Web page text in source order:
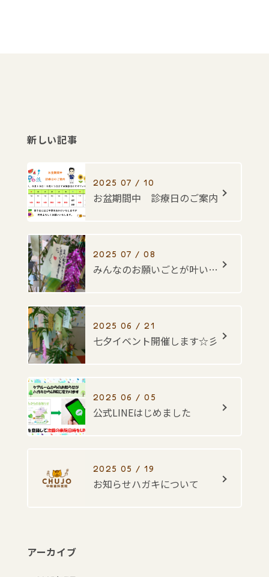
新しい記事
2025 07 / 10
お盆期間中 診療日のご案内
2025 07 / 08
みんなのお願いごとが叶いますように・・・☆彡
2025 06 / 21
七夕イベント開催します☆彡
2025 06 / 05
公式LINEはじめました
2025 05 / 19
お知らせハガキについて
アーカイブ